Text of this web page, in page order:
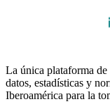
La única plataforma
datos, estadísticas y
Iberoamérica para la